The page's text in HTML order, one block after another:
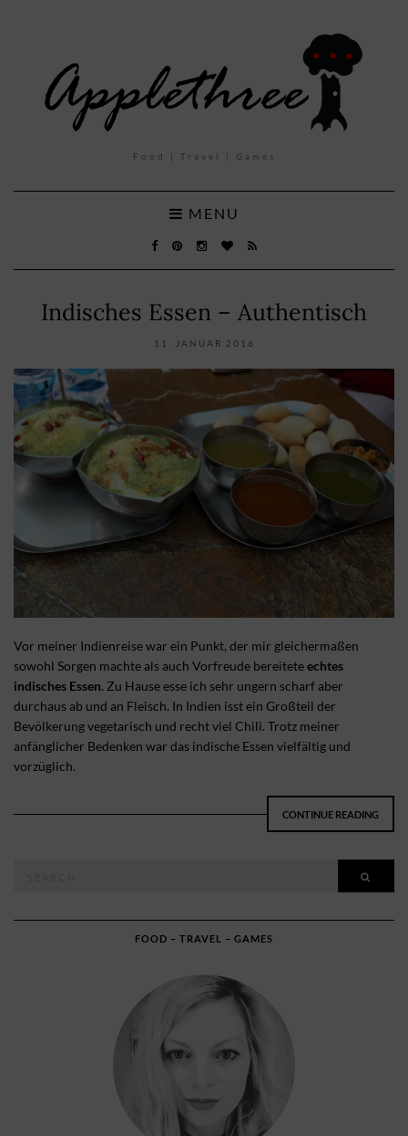
Food | Travel | Games
MENU
Indisches Essen – Authentisch
11. JANUAR 2016
Vor meiner Indienreise war ein Punkt, der mir gleichermaßen
sowohl Sorgen machte als auch Vorfreude bereiteteechtes
indisches Essen. Zu Hause esse ich sehr ungern scharf aber
durchaus ab und an Fleisch. In Indien isst ein Großteil der
Bevölkerung vegetarisch und recht viel Chili. Trotz meiner
anfänglicher Bedenken war das indische Essen vielfältig und
vorzüglich.
CONTINUE READING
FOOD – TRAVEL – GAMES